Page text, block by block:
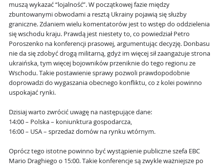
muszą wykazać “lojalność”. W początkowej fazie między
zbuntowanymi obwodami a resztą Ukrainy pojawią się służby
graniczne. Zdaniem wielu komentatorów jest to wstęp do oddzielenia
się wschodu kraju. Prawdą jest niestety to, co powiedział Petro
Poroszenko na konferencji prasowej, argumentując decyzję. Donbasu
nie da się zdobyć drogą militarną, gdyż im więcej sił zaangażuje strona
ukraińska, tym więcej bojowników przeniknie do tego regionu ze
Wschodu. Takie postawienie sprawy pozwoli prawdopodobnie
doprowadzi do wygaszania obecnego konfliktu, co z kolei powinno
uspokajać rynki.
Dzisiaj warto zwrócić uwagę na następujące dane:
14:00 – Polska – koniunktura gospodarcza,
16:00 – USA – sprzedaż domów na rynku wtórnym.
Oprócz tego istotne powinno być wystąpienie publiczne szefa EBC
Mario Draghiego o 15:00. Takie konferencje są zwykle ważniejsze po